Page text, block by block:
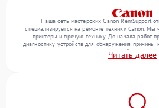
Наша сеть мастерских Canon RemSupport
специализируется на ремонте техники Canon.
принтеры и прочую технику. До начала работ
диагностику устройств для обнаружения
клиентом состав необходимых операций и их
заменой деталей по необходимости. После работ
Читать далее